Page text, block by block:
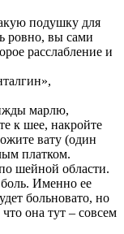
подушку для
ровно, вы сами
расслабление и
марлю,
к шее, накройте
вату (один
платком.
шейной области.
боль. Именно ее
больновато, но
она тут – совсем